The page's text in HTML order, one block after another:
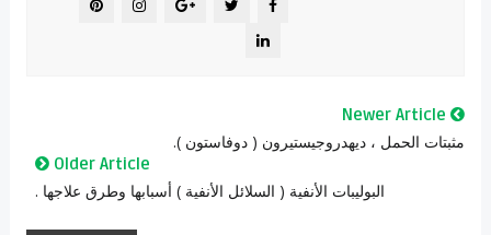
Newer Article
مثبتات الحمل ، ديهدروجيستيرون ( دوفاستون ).
Older Article
البوليبات الأنفية ( السلائل الأنفية ) أسبابها وطرق علاجها .